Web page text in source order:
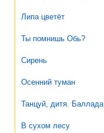
Липа цветёт
Ты помнишь Обь?
Сирень
Осенний туман
Танцуй, дитя. Баллада
В сухом лесу